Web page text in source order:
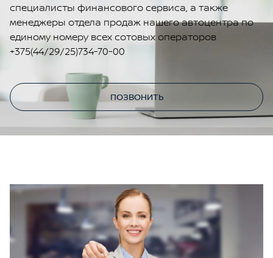
специалисты финансового сервиса, а также
менеджеры отдела продаж нашего автоцентра по
единому номеру всех сотовых операторов
+375(44/29/25)734-70-00
ПОЗВОНИТЬ